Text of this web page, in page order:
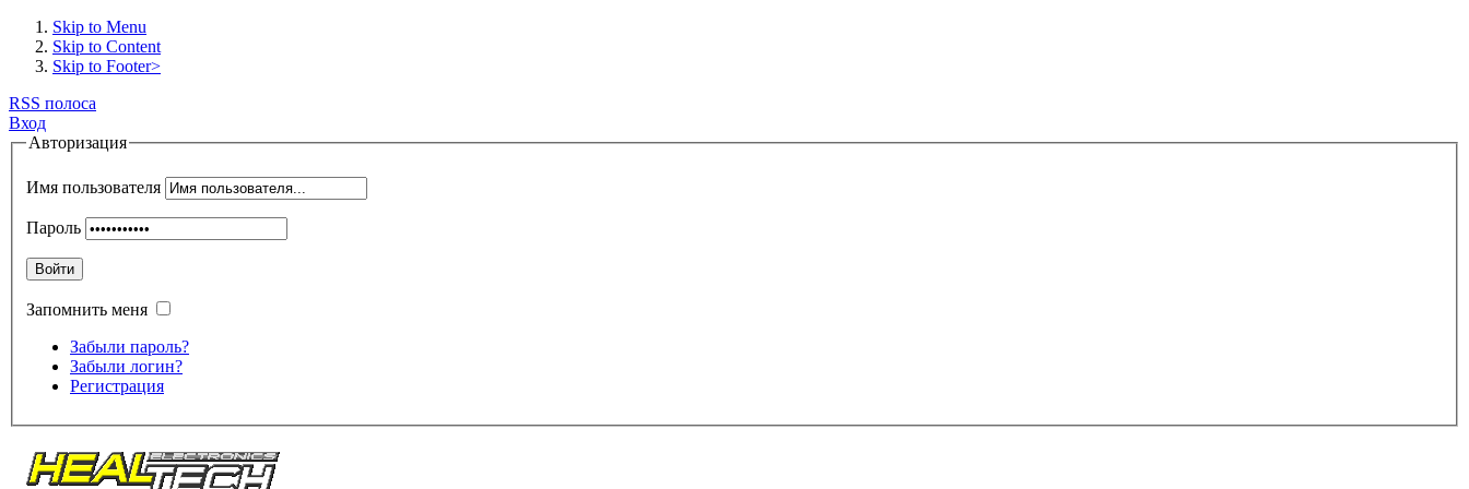
Skip to Menu
Skip to Content
Skip to Footer>
RSS полоса
Вход
Авторизация
Имя пользователя
Пароль
Войти
Запомнить меня
Забыли пароль?
Забыли логин?
Регистрация